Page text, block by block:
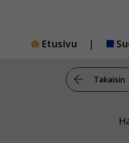
Etusivu
Takaisin